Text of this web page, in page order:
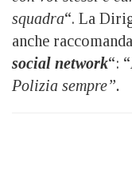
squadra“. La
anche
social network“: “
Polizia sempre”.